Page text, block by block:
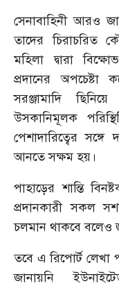
সেনাবাহিনী আরও
তাদের চিরাচরিত
মহিলা দ্বারা
প্রদানের
সরঞ্জামাদি
উসকানিমূলক
পেশাদারিত্বের সঙ্গে
আনতে সক্ষম হয়।
পাহাড়ের শান্তি
প্রদানকারী সকল
চলমান থাকবে বলেও
তবে এ রিপোর্ট লেখা
জানায়নি